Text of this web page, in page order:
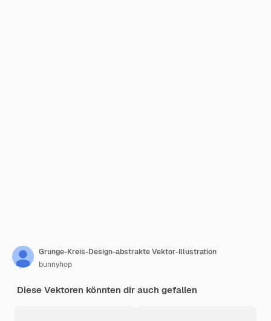
Grunge-Kreis-Design-abstrakte Vektor-Illustration
bunnyhop
Diese Vektoren könnten dir auch gefallen